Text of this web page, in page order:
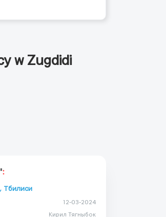
w Zugdidi
:
Тбилиси
12-03-2024
Кирил Тягныбок